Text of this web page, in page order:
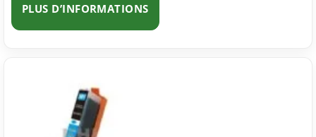
PLUS D’INFORMATIONS